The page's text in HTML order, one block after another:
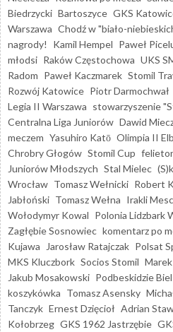
Biedrzycki Bartoszyce GKS
Warszawa Chodź w "biało-
nagrody!
Kamil Hempel Paweł
młodsi Raków Częstochowa UKS
Radom Paweł Kaczmarek Stomil
Rozwój Katowice Piotr Darmochwał
Legia II Warszawa stowarzyszenie
Centralna Liga Juniorów Dawid
meczem Yasuhiro Katō Olimpia II
Chrobry Głogów Stomil Cup
Juniorów Młodszych Stal Mielec
Wrocław Tomasz Wełnicki Robert
Jabłoński Tomasz Wełna Irakli
Wołodymyr Kowal Polonia Lidzbark
Zagłębie Sosnowiec komentarz po
Kujawa
Jarosław Ratajczak Polsat
MKS Kluczbork Socios Stomil
Jakub Mosakowski Podbeskidzie
koszykówka Tomasz Asensky
Tanczyk Ernest Dzięcioł Adrian
Kołobrzeg GKS 1962 Jastrzębie